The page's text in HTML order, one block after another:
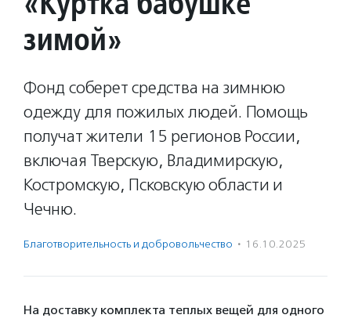
зимой»
Фонд соберет средства на зимнюю
одежду для пожилых людей. Помощь
получат жители 15 регионов России,
включая Тверскую, Владимирскую,
Костромскую, Псковскую области и
Чечню.
Благотвори­тель­ность и доброволь­чест­во · 16.10.2025
На доставку комплекта теплых вещей для одного